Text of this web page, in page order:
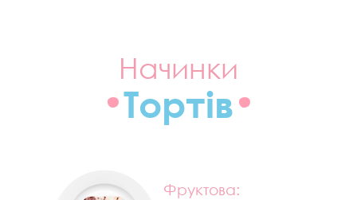
Начинки
Тортів
Фруктова: